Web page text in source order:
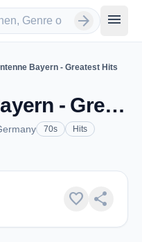
arrow_forward menu
Bayern - Greatest Hits
Antenne Bayern - Greatest Hits - Ismaning
70s Hits
favorite share